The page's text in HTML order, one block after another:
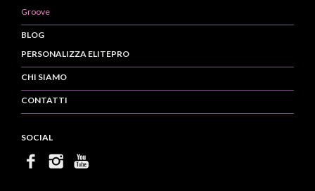
Groove
BLOG
PERSONALIZZA ELITEPRO
CHI SIAMO
CONTATTI
SOCIAL